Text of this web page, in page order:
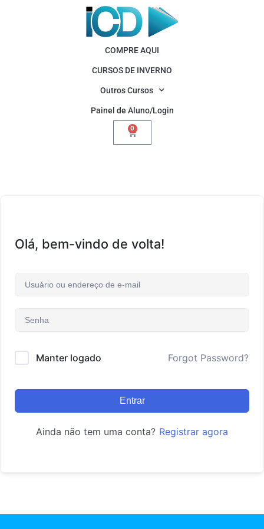
COMPRE AQUI
CURSOS DE INVERNO
Outros Cursos
Painel de Aluno/Login
0
Olá, bem-vindo de volta!
Manter logado Forgot Password?
Entrar
Ainda não tem uma conta? Registrar agora